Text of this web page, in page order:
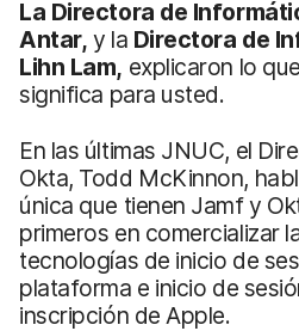
La Directora de
Antar, y la Directora de
Lihn Lam, explicaron lo
significa para usted.
En las últimas JNUC, el
Okta, Todd McKinnon,
única que tienen Jamf y
primeros en comercializar
tecnologías de inicio de
plataforma e inicio de
inscripción de Apple.